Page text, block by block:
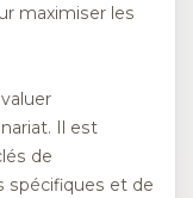
maximiser les
Il est
de
spécifiques et de